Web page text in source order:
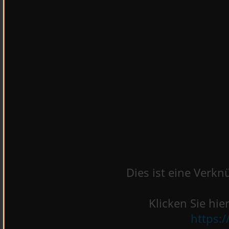
Dies ist eine
Klicken Sie